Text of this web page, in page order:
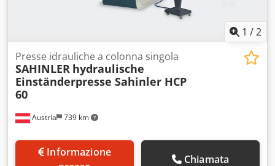
1 /2
Austria 739 km
Presse idrauliche a colonna singola
SAHINLER hydraulische
Einständerpresse Sahinler HCP
60
Chiamata